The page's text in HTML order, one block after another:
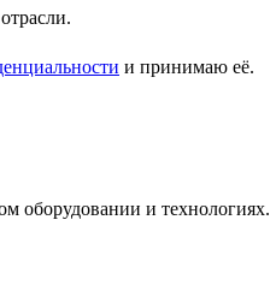
и принимаю её.
оборудовании и технологиях.